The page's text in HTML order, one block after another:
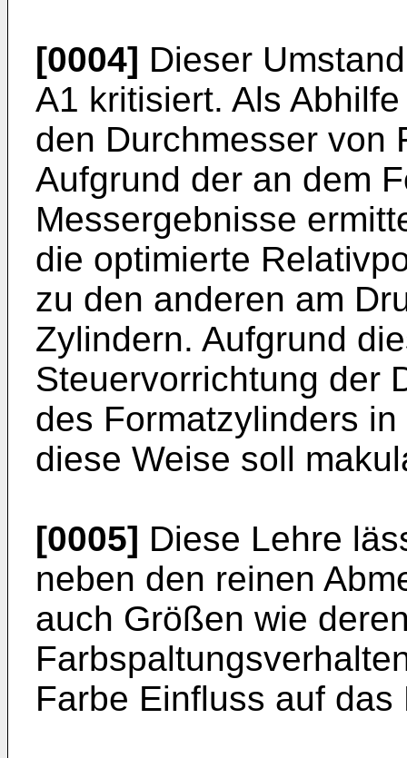
[0004] Dieser
A1 kritisiert. Als
den Durchmesser von
Aufgrund der an dem
Messergebnisse
die optimierte
zu den anderen am
Zylindern. Aufgrund
Steuervorrichtung der
des Formatzylinders
diese Weise soll
[0005] Diese Lehre
neben den reinen
auch Größen wie
Farbe Einfluss auf